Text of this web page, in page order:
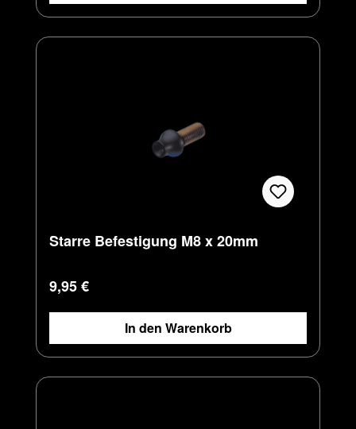
Starre Befestigung M8 x 20mm
Regulärer Preis:
9,95 €
In den Warenkorb